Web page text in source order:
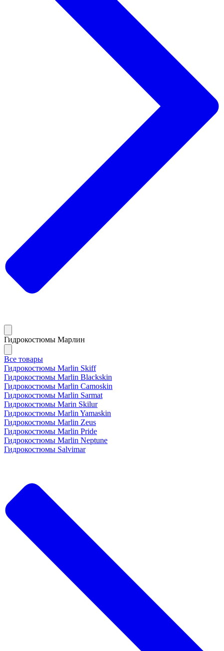
Гидрокостюмы Марлин
Все товары
Гидрокостюмы Marlin Skiff
Гидрокостюмы Marlin Blackskin
Гидрокостюмы Marlin Camoskin
Гидрокостюмы Marlin Sarmat
Гидрокостюмы Marin Skilur
Гидрокостюмы Marlin Yamaskin
Гидрокостюмы Marlin Zeus
Гидрокостюмы Marlin Pride
Гидрокостюмы Marlin Neptune
Гидрокостюмы Salvimar